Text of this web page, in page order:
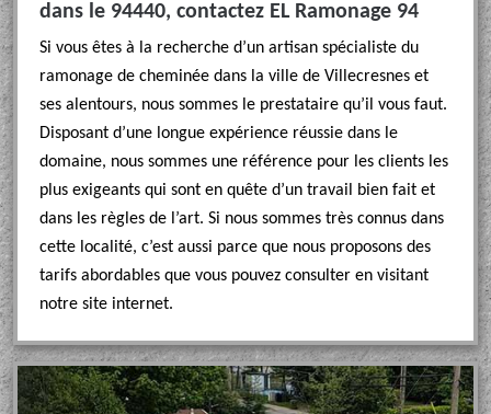
dans le 94440, contactez EL Ramonage 94
Si vous êtes à la recherche d’un artisan spécialiste du
ramonage de cheminée dans la ville de Villecresnes et
ses alentours, nous sommes le prestataire qu’il vous faut.
Disposant d’une longue expérience réussie dans le
domaine, nous sommes une référence pour les clients les
plus exigeants qui sont en quête d’un travail bien fait et
dans les règles de l’art. Si nous sommes très connus dans
cette localité, c’est aussi parce que nous proposons des
tarifs abordables que vous pouvez consulter en visitant
notre site internet.